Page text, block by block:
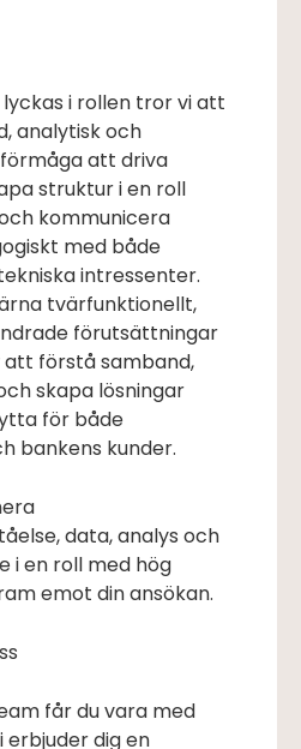
i rollen tror vi att
analytisk och
att driva
struktur i en roll
kommunicera
med både
intressenter.
tvärfunktionellt,
förutsättningar
förstå samband,
skapa lösningar
för både
bankens kunder.
data, analys och
i en roll med hög
emot din ansökan.
får du vara med
erbjuder dig en